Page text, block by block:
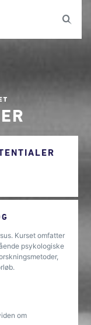
Kurset omfatter
psykologiske
om